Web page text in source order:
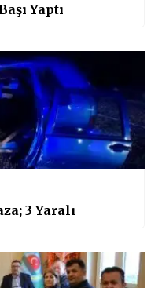
Yaptı
3 Yaralı